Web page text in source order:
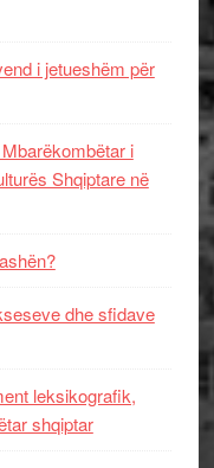
i jetueshëm për
i
Shqiptare në
dhe sfidave
leksikografik,
shqiptar